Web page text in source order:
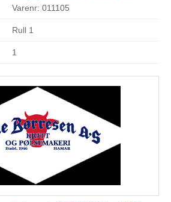
Varenr: 011105
Rull 1
1